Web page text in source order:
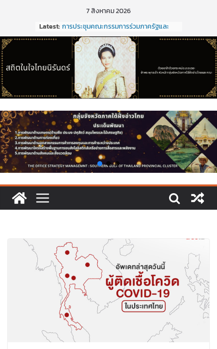
content
7 สิงหาคม 2026
Latest: เอกชนเพื่อแก้ไขปัญหาทางเศรษฐกิจ
(กรอ.) กลุ่มจังหวัดภาคใต้ฝั่งอ่าวไทย ครั้งที่
1/2569
การประชุมคณะกรรมการร่วมภาครัฐและ
เอกชนเพื่อแก้ไขปัญหาทางเศรษฐกิจ
(กรอ.) กลุ่มจังหวัดภาคใต้ฝั่งอ่าวไทย ครั้งที่
5/2568
การประชุมคณะอนุกรรมการเพื่อจัดทำแผน
๒๕๒๕)และจัดทำแผนปฏิบัติราชการประจำ
ปีงบประมาณ พ.ศ. ๒๕๒๑ ของกลุ่มจังหวัด
ภาคใต้ฝั่งอ่าวไทย
ประชุมคณะกรรมการร่วมภาครัฐและเอกชน
เพื่อแก้ไขปัญหาทางเศรษฐกิจ (กรอ.) กลุ่ม
จังหวัดภาคใต้ฝั่งอ่าวไทย ครั้งที่ 2/2569
ขอเชิญประชุมคณะกรรมการร่วมภาครัฐ
(กรอ.) กลุ่มจังหวัดภาคใต้ฝั่งอ่าวไทย ครั้งที่